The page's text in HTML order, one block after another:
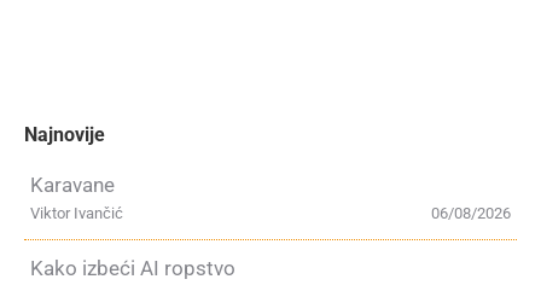
Najnovije
Karavane
06/08/2026
Viktor Ivančić
Kako izbeći AI ropstvo